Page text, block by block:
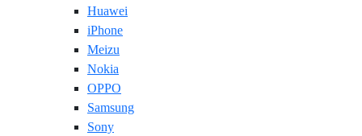
Huawei
iPhone
Meizu
Nokia
OPPO
Samsung
Sony